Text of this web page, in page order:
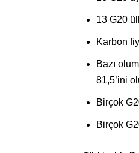
13 G20
Karbon
Bazı
81,5’ini
Birçok
Birçok